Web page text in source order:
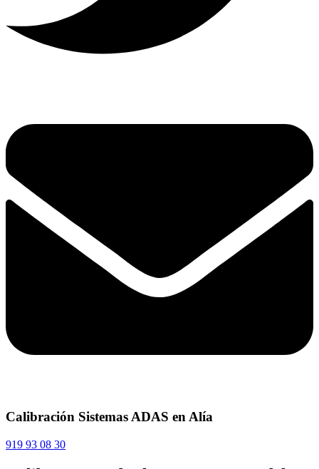
Calibración Sistemas ADAS en Alía
919 93 08 30